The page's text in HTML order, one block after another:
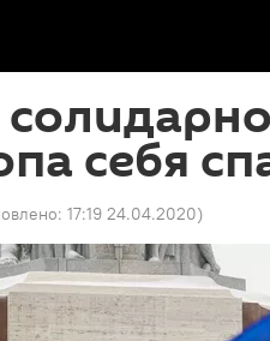
себя
17:19 24.04.2020)